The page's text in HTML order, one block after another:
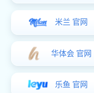
浓缩设备
储罐设备
过滤干燥设备
阀门管件